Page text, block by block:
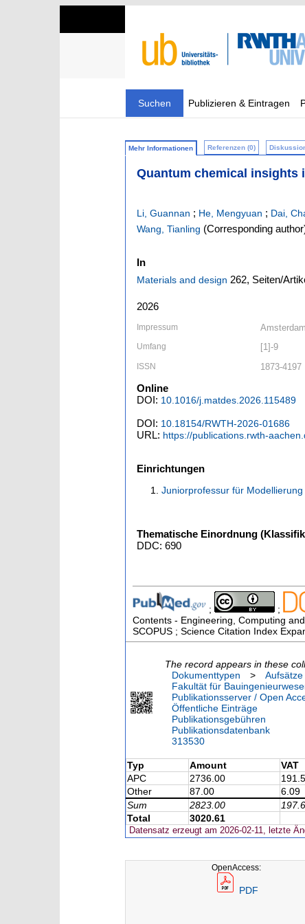
Suchen Publizieren & Eintragen
Mehr Informationen Referenzen (0)
Quantum chemical insights
Li, Guannan ; He, Mengyuan ; Dai,
Wang, Tianling (Corresponding
In
Materials and design 262, Seiten/
2026
Impressum
Umfang [1]-9
ISSN 1873-4197
Online
DOI: 10.1016/j.matdes.2026.115489
DOI: 10.18154/RWTH-2026-01686
URL: https://publications.rwth-
Einrichtungen
Juniorprofessur für
Thematische Einordnung
DDC: 690
; ;
Contents - Engineering, Computing
SCOPUS ; Science Citation Index
The record appears in these
Dokumenttypen
> Aufsätze
Fakultät für
Publikationsserver / Open
Öffentliche Einträge
Publikationsgebühren
Publikationsdatenbank
313530
Typ Amount VAT
APC
2736.00
Other
87.00 6.09
Sum
2823.00
Total
3020.61
Datensatz erzeugt am 2026-02-11, letzte
OpenAccess:
PDF